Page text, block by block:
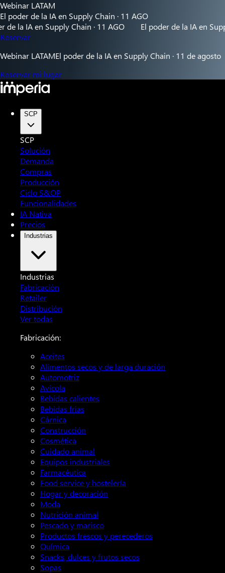
Webinar LATAM
El poder de la IA en Supply Chain · 11 AGO
IA en Supply Chain · 11 AGO
El poder de la IA en Supply
Reservar
Webinar LATAMEl poder de la IA en Supply Chain · 11 de agosto
Reservar mi lugar
SCP
SCP
Solución
Demanda
Compras
Producción
Ciclo S&OP
Funcionalidades
IA Nativa
Precios
Industrias
Industrias
Fabricación
Retailer
Distribución
Ver todas
Fabricación:
Aceites
Alimentos secos y de larga duración
Automotriz
Avícola
Bebidas calientes
Bebidas frías
Cárnica
Construcción
Cosmética
Cuidado animal
Equipos industriales
Farmacéutica
Food service y hostelería
Hogar y decoración
Moda
Nutrición animal
Pescado y marisco
Productos frescos y perecederos
Química
Snacks, dulces y frutos secos
Sopas